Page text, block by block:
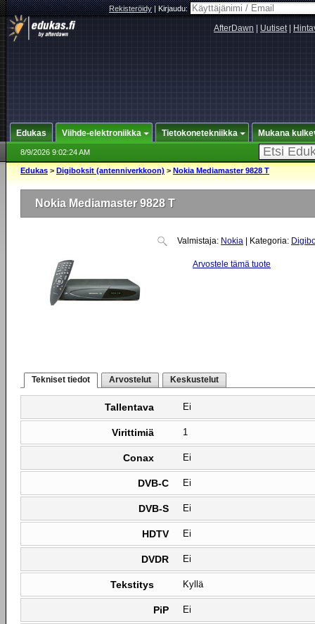
Rekisteröidy|Kirjaudu:
AfterDawn Uutiset|
Edukas Viihde-elektroniikka Tietokonetekniikka Mukana
8/9/2026 9:02:24 AM
Edukas > Digiboksit (antenniverkkoon) > Nokia Mediamaster 9828 T
Nokia Mediamaster 9828 T
Valmistaja: Nokia | Kategoria:
Arvostele tämä tuote
Tekniset tiedot Arvostelut Keskustelut
Tallentava Ei
Virittimiä 1
Conax Ei
DVB-C Ei
DVB-S Ei
HDTV Ei
DVDR Ei
Tekstitys Kyllä
PiP Ei